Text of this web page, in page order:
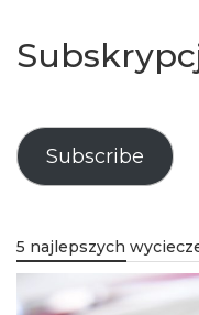
Subscribe
5 najlepszych